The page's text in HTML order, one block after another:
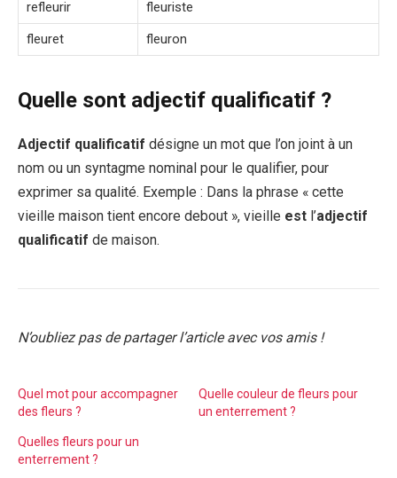
refleurir
fleuriste
fleuret
fleuron
Quelle sont adjectif qualificatif ?
Adjectif qualificatif désigne un mot que l’on joint à un
nom ou un syntagme nominal pour le qualifier, pour
exprimer sa qualité. Exemple : Dans la phrase « cette
vieille maison tient encore debout », vieille est l’adjectif
qualificatif de maison.
N’oubliez pas de partager l’article avec vos amis !
Quel mot pour accompagner
des fleurs ?
Quelle couleur de fleurs pour
un enterrement ?
Quelles fleurs pour un
enterrement ?